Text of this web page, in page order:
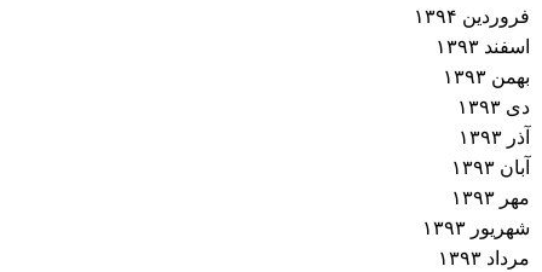
فروردین ۱۳۹۴
اسفند ۱۳۹۳
بهمن ۱۳۹۳
دی ۱۳۹۳
آذر ۱۳۹۳
آبان ۱۳۹۳
مهر ۱۳۹۳
شهریور ۱۳۹۳
مرداد ۱۳۹۳